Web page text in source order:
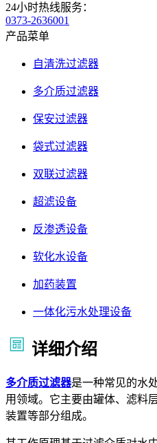
24小时热线服务：
0373-2636001
产品菜单
自清洗过滤器
多介质过滤器
保安过滤器
袋式过滤器
双联过滤器
超滤设备
反渗透设备
软化水设备
加药装置
一体化污水处理设备
详细介绍
多介质过滤器是一种常见的水
用领域。它主要由罐体、滤料
装置等部分组成。